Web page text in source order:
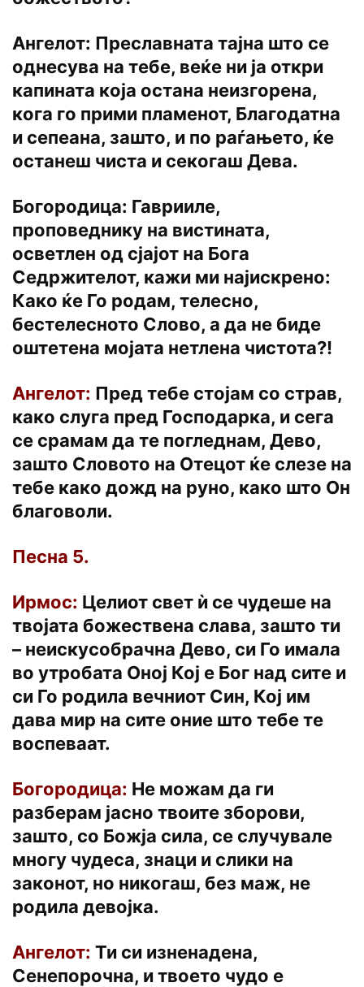
Ангелот: Преславната тајна што се
однесува на тебе, веќе ни ја откри
капината која остана неизгорена,
кога го прими пламенот, Благодатна
и сепеана, зашто, и по раѓањето, ќе
останеш чиста и секогаш Дева.
Богородица: Гаврииле,
проповеднику на вистината,
осветлен од сјајот на Бога
Седржителот, кажи ми најискрено:
Како ќе Го родам, телесно,
бестелесното Слово, а да не биде
оштетена мојата нетлена чистота?!
Ангелот: Пред тебе стојам со страв,
како слуга пред Господарка, и сега
се срамам да те погледнам, Дево,
зашто Словото на Отецот ќе слезе на
тебе како дожд на руно, како што Он
благоволи.
Песна 5.
Ирмос: Целиот свет ѝ се чудеше на
твојата божествена слава, зашто ти
– неискусобрачна Дево, си Го имала
во утробата Оној Кој е Бог над сите и
си Го родила вечниот Син, Кој им
дава мир на сите оние што тебе те
воспеваат.
Богородица: Не можам да ги
разберам јасно твоите зборови,
зашто, со Божја сила, се случувале
многу чудеса, знаци и слики на
законот, но никогаш, без маж, не
родила девојка.
Ангелот: Ти си изненадена,
Сенепорочна, и твоето чудо е